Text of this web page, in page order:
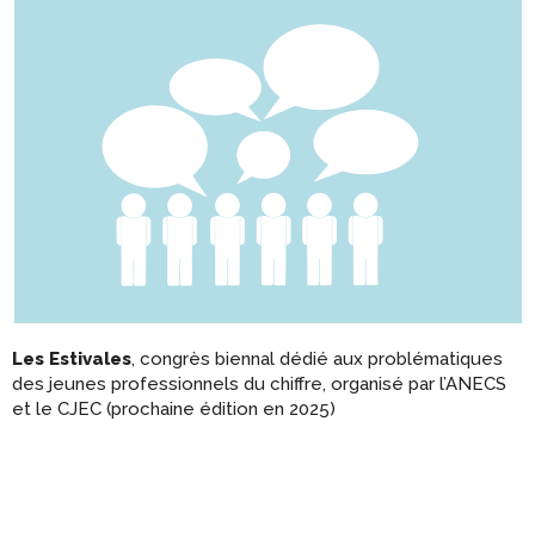
Les Estivales, congrès biennal dédié aux problématiques
des jeunes professionnels du chiffre, organisé par l’ANECS
et le CJEC (prochaine édition en 2025)